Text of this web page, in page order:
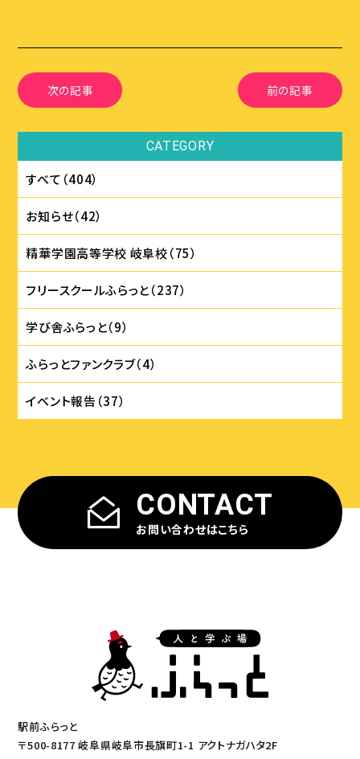
次の記事 前の記事
CATEGORY
すべて（404）
お知らせ（42）
精華学園⾼等学校 岐⾩校（75）
フリースクールふらっと（237）
学び舎ふらっと（9）
ふらっとファンクラブ（4）
イベント報告（37）
CONTACT
お問い合わせはこちら
駅前ふらっと
〒500-8177 岐阜県岐阜市長旗町1-1 アクトナガハタ2F